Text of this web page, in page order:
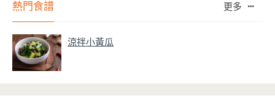
熱門食譜 更多
涼拌小黃瓜